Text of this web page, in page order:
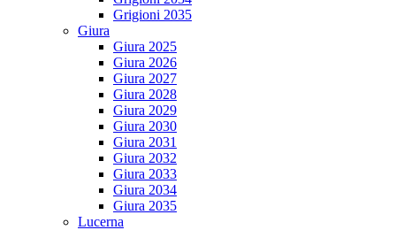
Grigioni 2035
Giura
Giura 2025
Giura 2026
Giura 2027
Giura 2028
Giura 2029
Giura 2030
Giura 2031
Giura 2032
Giura 2033
Giura 2034
Giura 2035
Lucerna